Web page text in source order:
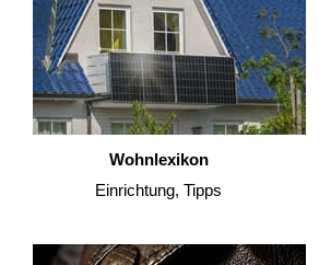
Wohnlexikon
Einrichtung, Tipps